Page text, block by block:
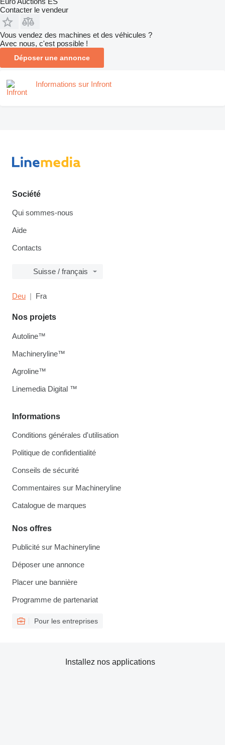
Contacter le vendeur
Vous vendez des machines et des véhicules ?
Avec nous, c'est possible !
Déposer une annonce
Informations sur Infront
Société
Qui sommes-nous
Aide
Contacts
Suisse / français
Deu Fra
Informations
Conditions générales d'utilisation
Politique de confidentialité
Conseils de sécurité
Commentaires sur Machineryline
Catalogue de marques
Nos offres
Publicité sur Machineryline
Déposer une annonce
Placer une bannière
Programme de partenariat
Pour les entreprises
Nos projets
Autoline™
Machineryline™
Agroline™
Linemedia Digital ™
Installez nos applications